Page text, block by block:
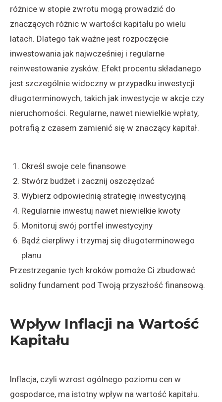
różnice w stopie zwrotu mogą prowadzić do
znaczących różnic w wartości kapitału po wielu
latach. Dlatego tak ważne jest rozpoczęcie
inwestowania jak najwcześniej i regularne
reinwestowanie zysków. Efekt procentu składanego
jest szczególnie widoczny w przypadku inwestycji
długoterminowych, takich jak inwestycje w akcje czy
nieruchomości. Regularne, nawet niewielkie wpłaty,
potrafią z czasem zamienić się w znaczący kapitał.
Określ swoje cele finansowe
Stwórz budżet i zacznij oszczędzać
Wybierz odpowiednią strategię inwestycyjną
Regularnie inwestuj nawet niewielkie kwoty
Monitoruj swój portfel inwestycyjny
Bądź cierpliwy i trzymaj się długoterminowego
planu
Przestrzeganie tych kroków pomoże Ci zbudować
solidny fundament pod Twoją przyszłość finansową.
Wpływ Inflacji na Wartość
Kapitału
Inflacja, czyli wzrost ogólnego poziomu cen w
gospodarce, ma istotny wpływ na wartość kapitału.